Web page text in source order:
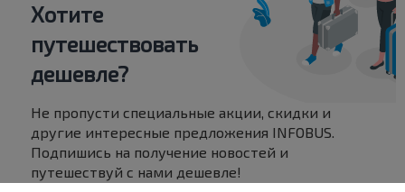
Хотите
путешествовать
дешевле?
Не пропусти специальные акции, скидки и
другие интересные предложения INFOBUS.
Подпишись на получение новостей и
путешествуй с нами дешевле!